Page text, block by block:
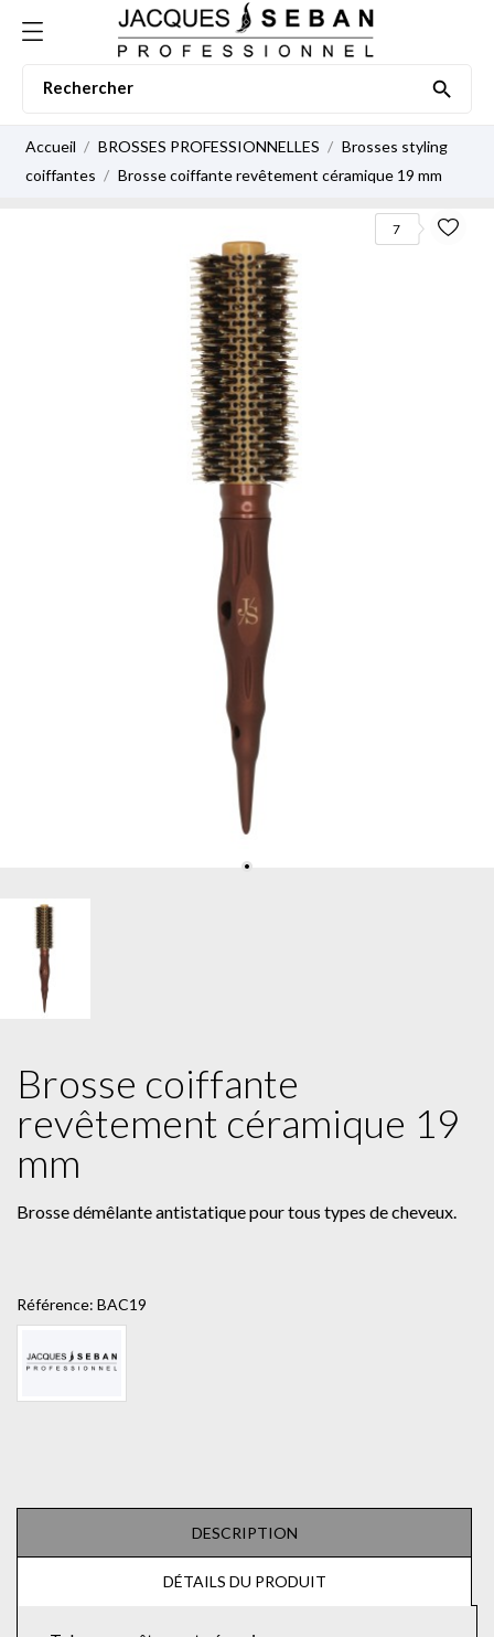

Accueil BROSSES PROFESSIONNELLES
Brosses styling
coiffantes
Brosse coiffante revêtement céramique 19 mm
7
Brosse coiffante
revêtement céramique 19
mm
Brosse démêlante antistatique pour tous types de cheveux.
Référence: BAC19
DESCRIPTION
DÉTAILS DU PRODUIT